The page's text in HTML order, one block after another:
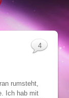
rumsteht,
Ich hab mit
4